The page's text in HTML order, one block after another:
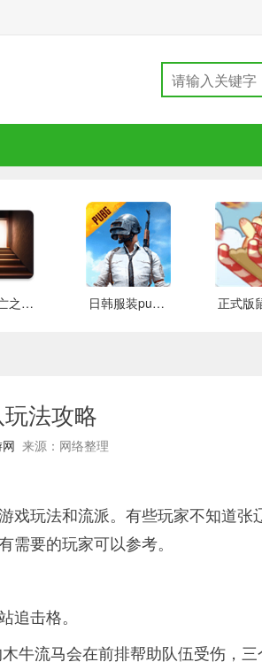
冒险逃亡之谜 推荐 日韩服装pubg 好玩的
法攻略
来源：网络整理
戏玩法和流派。有些玩家不知道张
要的玩家可以参考。
击格。
牛流马会在前排帮助队伍受伤，三